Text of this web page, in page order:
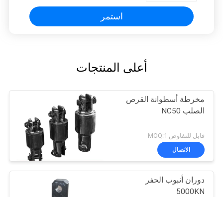
استمر
أعلى المنتجات
مخرطة أسطوانة القرص
الصلب NC50
قابل للتفاوض MOQ:1
الاتصال
دوران أنبوب الحفر
5000KN